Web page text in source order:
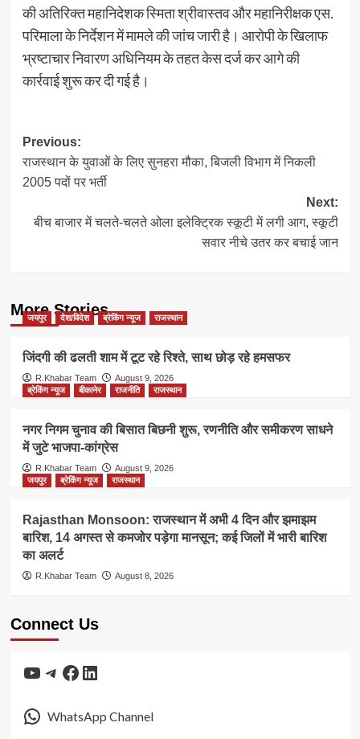
की अतिरिक्त महानिदेशक स्मिता श्रीवास्तव और महानिरीक्षक एस.
परिमाला के निर्देशन में मामले की जांच जारी है। आरोपी के खिलाफ
भ्रष्टाचार निवारण अधिनियम के तहत केस दर्ज कर आगे की
कार्रवाई शुरू कर दी गई है।
Post
navigation
Previous:
राजस्थान के युवाओं के लिए सुनहरा मौका, बिजली विभाग में निकली
2005 पदों पर भर्ती
Next:
बीच बाजार में चलते-चलते ओला इलेक्ट्रिक स्कूटी में लगी आग, स्कूटी
सवार नीचे उतर कर बचाई जान
More Stories
जयपुर देश/विदेश ब्रेकिंग न्यूज राजस्थान
जिंदगी की ढलती शाम में टूट रहे रिश्ते, साथ छोड़ रहे हमसफर
R.Khabar Team
August 9, 2026
ब्रेकिंग न्यूज
बीकानेर राजनीति राजस्थान
नगर निगम चुनाव की बिसात बिछनी शुरू, रणनीति और समीकरण साधने
में जुटे भाजपा-कांग्रेस
R.Khabar Team
August 9, 2026
जयपुर
ब्रेकिंग न्यूज राजस्थान
Rajasthan Monsoon: राजस्थान में अभी 4 दिन और झमाझम
बारिश, 14 अगस्त से कमजोर पड़ेगा मानसून; कई जिलों में भारी बारिश
का अलर्ट
R.Khabar Team August 8, 2026
Connect Us
YouTube
Telegram
Facebook
LinkedIn
WhatsApp Channel